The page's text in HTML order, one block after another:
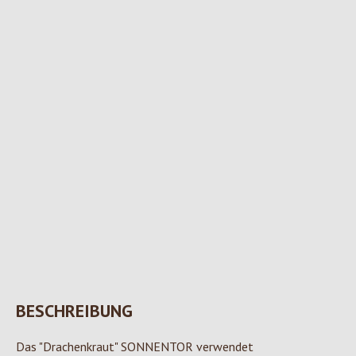
BESCHREIBUNG
Das "Drachenkraut" SONNENTOR verwendet